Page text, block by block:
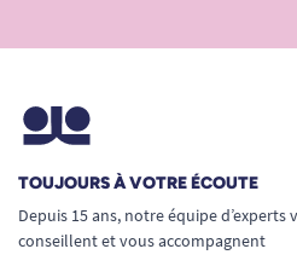
TOUJOURS À VOTRE ÉCOUTE
Depuis 15 ans, notre équipe d’experts
conseillent et vous accompagnent